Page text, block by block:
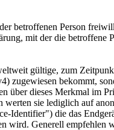
betroffenen Person
mit der die betroffene
gültige, zum
zugewiesen bekommt,
über dieses Merkmal im
werten sie lediglich auf
Identifier") die das
wird. Generell empfehlen